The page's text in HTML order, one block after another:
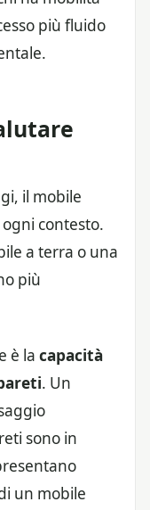
più fluido
il mobile
contesto.
a terra o una
più
è la capacità
. Un
sono in
un mobile